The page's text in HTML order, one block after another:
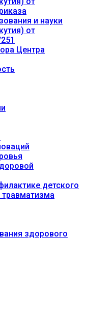
и науки
от
Центра
детского
здорового